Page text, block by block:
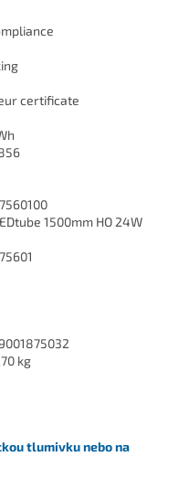
certificate
1500mm HO 24W
kg
tlumivku nebo na